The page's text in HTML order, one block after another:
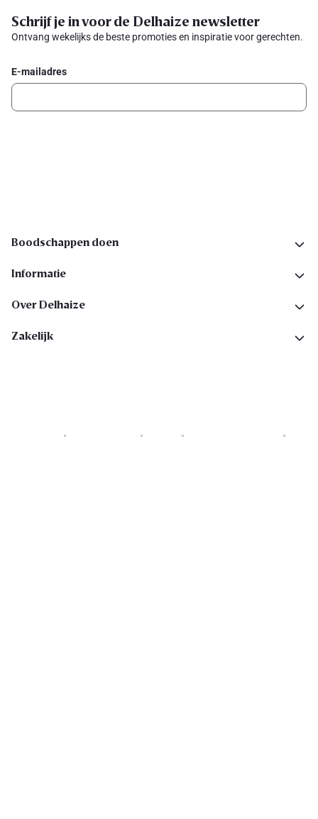
Schrijf je in voor de Delhaize newsletter
Ontvang wekelijks de beste promoties en inspiratie voor gerechten.
E-mailadres
Boodschappen doen
Informatie
Over Delhaize
Zakelijk